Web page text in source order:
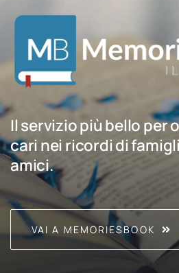
Il servizio più bello per
cari nei ricordi di
amici.
VAI A MEMORIESBOOK